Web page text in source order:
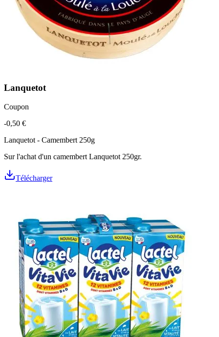
Lanquetot
Coupon
-0,50 €
Lanquetot - Camembert 250g
Sur l'achat d'un camembert Lanquetot 250gr.
Télécharger